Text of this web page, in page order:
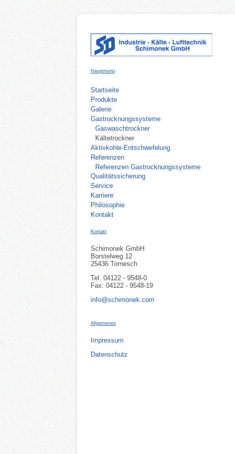
Hauptmenü
Navigation
Startseite
Produkte
Galerie
Gastrocknungssysteme
Gaswaschtrockner
Kältetrockner
Aktivkohle-Entschwefelung
Referenzen
Referenzen Gastrocknungssysteme
Qualitätssicherung
Service
Karriere
Philosophie
Kontakt
Kontakt
Schimonek GmbH
Borstelweg 12
25436 Tornesch
Tel. 04122 - 9548-0
Fax: 04122 - 9548-19
info@schimonek.com
Allgemeines
Impressum
Datenschutz